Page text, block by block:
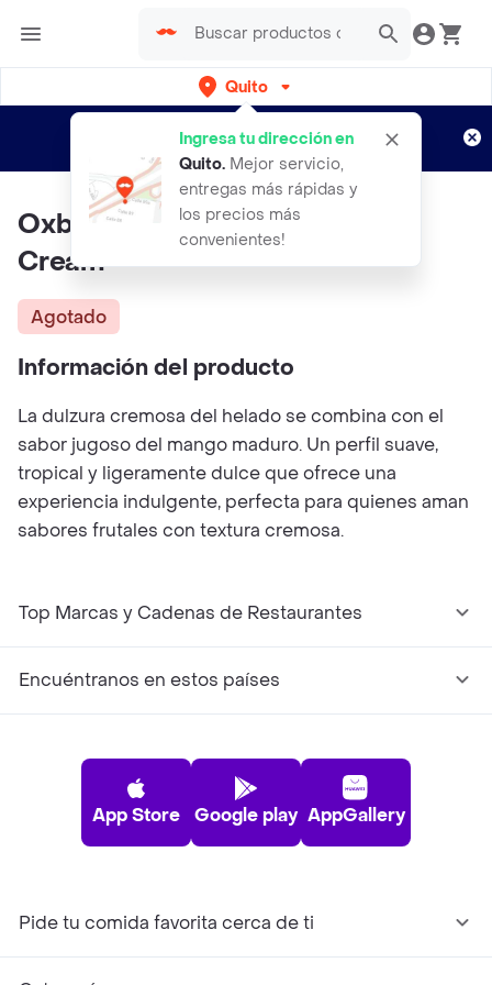
Quito
Ingresa tu dirección en
Quito. Mejor servicio,
entregas más rápidas y
los precios más
convenientes!
envíos gratis por semanas
Aplican TyC
Oxbar Mini 2200 Mango Ice
Cream
Agotado
Información del producto
La dulzura cremosa del helado se combina con el
sabor jugoso del mango maduro. Un perfil suave,
tropical y ligeramente dulce que ofrece una
experiencia indulgente, perfecta para quienes aman
sabores frutales con textura cremosa.
Top Marcas y Cadenas de Restaurantes
Encuéntranos en estos países
App Store Google play AppGallery
Pide tu comida favorita cerca de ti